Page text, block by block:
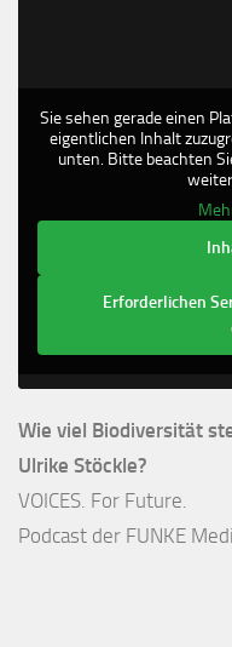
Sie sehen gerade einen
eigentlichen Inhalt
unten. Bitte beachten
Erforderlichen
Wie viel Biodiversität
Ulrike Stöckle?
VOICES. For Future.
Podcast der FUNKE